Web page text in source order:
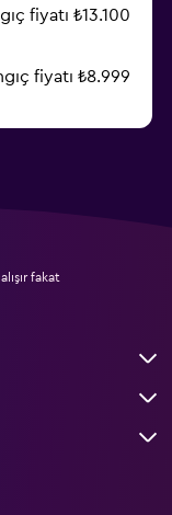
fiyatı ₺13.100
fiyatı ₺8.999
fakat